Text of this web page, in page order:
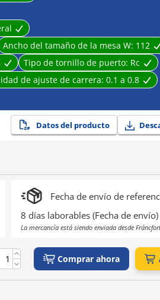
Ancho del tamaño de la mesa W: 112
Tipo de tornillo de puerto: Rc
de ajuste de carrera: 0.1 a 0.8
Datos del producto
Fecha de envío de
8 días laborables (Fecha de envío)
La mercancía está siendo enviada desde
Comprar ahora